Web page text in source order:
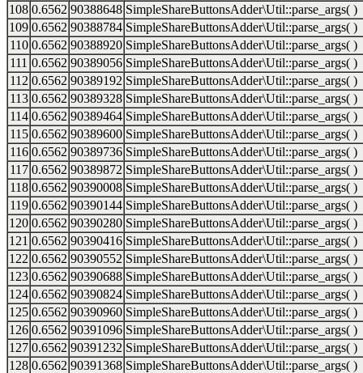
108 0.6562 90388648 SimpleShareButtonsAdder\Util::parse_args( )
109 0.6562 90388784 SimpleShareButtonsAdder\Util::parse_args( )
110 0.6562 90388920 SimpleShareButtonsAdder\Util::parse_args( )
111 0.6562 90389056 SimpleShareButtonsAdder\Util::parse_args( )
112 0.6562 90389192 SimpleShareButtonsAdder\Util::parse_args( )
113 0.6562 90389328 SimpleShareButtonsAdder\Util::parse_args( )
114 0.6562 90389464 SimpleShareButtonsAdder\Util::parse_args( )
115 0.6562 90389600 SimpleShareButtonsAdder\Util::parse_args( )
116 0.6562 90389736 SimpleShareButtonsAdder\Util::parse_args( )
117 0.6562 90389872 SimpleShareButtonsAdder\Util::parse_args( )
118 0.6562 90390008 SimpleShareButtonsAdder\Util::parse_args( )
119 0.6562 90390144 SimpleShareButtonsAdder\Util::parse_args( )
120 0.6562 90390280 SimpleShareButtonsAdder\Util::parse_args( )
121 0.6562 90390416 SimpleShareButtonsAdder\Util::parse_args( )
122 0.6562 90390552 SimpleShareButtonsAdder\Util::parse_args( )
123 0.6562 90390688 SimpleShareButtonsAdder\Util::parse_args( )
124 0.6562 90390824 SimpleShareButtonsAdder\Util::parse_args( )
125 0.6562 90390960 SimpleShareButtonsAdder\Util::parse_args( )
126 0.6562 90391096 SimpleShareButtonsAdder\Util::parse_args( )
127 0.6562 90391232 SimpleShareButtonsAdder\Util::parse_args( )
128 0.6562 90391368 SimpleShareButtonsAdder\Util::parse_args( )